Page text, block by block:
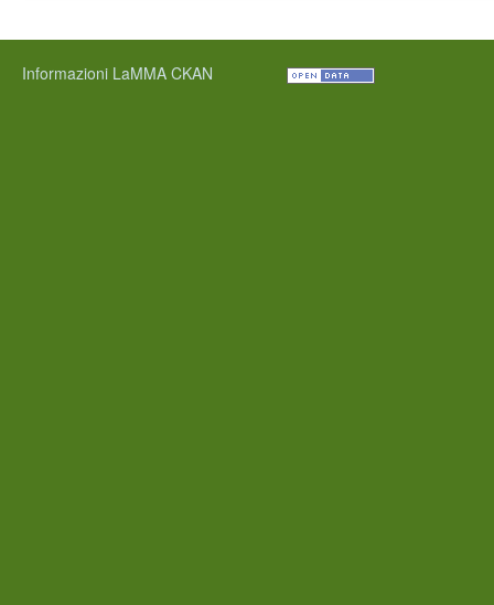
Informazioni LaMMA CKAN